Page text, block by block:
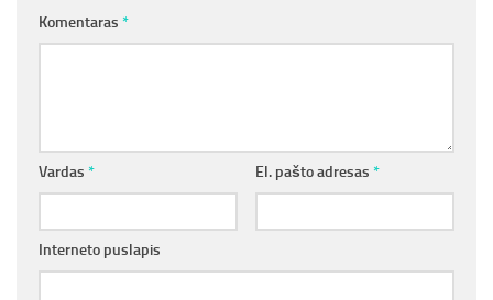
Komentaras *
Vardas * El. pašto adresas *
Interneto puslapis